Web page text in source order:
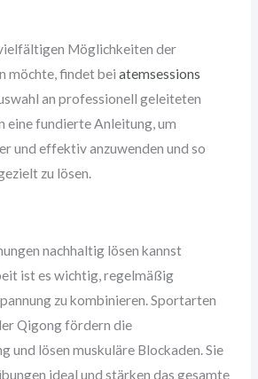
Möglichkeiten der
möchte, findet bei atemsessions
an professionell geleiteten
eine fundierte Anleitung, um
und effektiv anzuwenden und so
zu lösen.
nachhaltig lösen kannst
ist es wichtig, regelmäßig
zu kombinieren. Sportarten
Qigong fördern die
und lösen muskuläre Blockaden. Sie
ideal und stärken das gesamte